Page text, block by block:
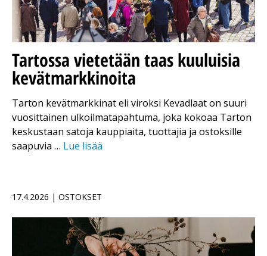
Tartossa vietetään taas kuuluisia
kevätmarkkinoita
Tarton kevätmarkkinat eli viroksi Kevadlaat on suuri
vuosittainen ulkoilmatapahtuma, joka kokoaa Tarton
keskustaan satoja kauppiaita, tuottajia ja ostoksille
saapuvia … Lue lisää
17.4.2026 | OSTOKSET